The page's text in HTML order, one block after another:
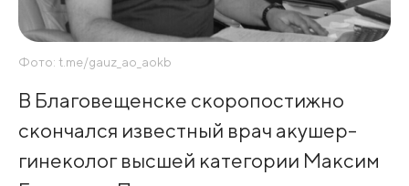
Фото: t.me/gauz_ao_aokb
В Благовещенске скоропостижно
скончался известный врач акушер-
гинеколог высшей категории Максим